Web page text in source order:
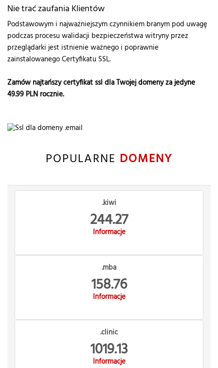
Nie trać zaufania Klientów
Podstawowym i najważniejszym czynnikiem branym pod uwagę
podczas procesu walidacji bezpieczeństwa witryny przez
przeglądarki jest istnienie ważnego i poprawnie
zainstalowanego Certyfikatu SSL.
Zamów najtańszy certyfikat ssl dla Twojej domeny za jedyne
49.99 PLN rocznie.
POPULARNE DOMENY
.kiwi
244.27
Informacje
.mba
158.76
Informacje
.clinic
1019.13
Informacje